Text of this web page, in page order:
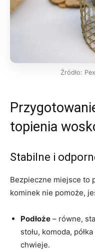
Źródło:
topienia
Stabilne i
Bezpieczne miejsce to
kominek nie pomoże,
Podłoże – równe,
stołu, komoda,
chwieje.